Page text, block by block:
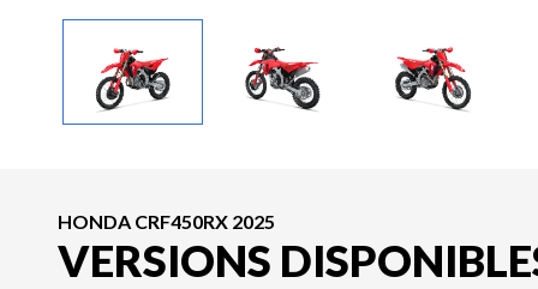
HONDA CRF450RX 2025
VERSIONS